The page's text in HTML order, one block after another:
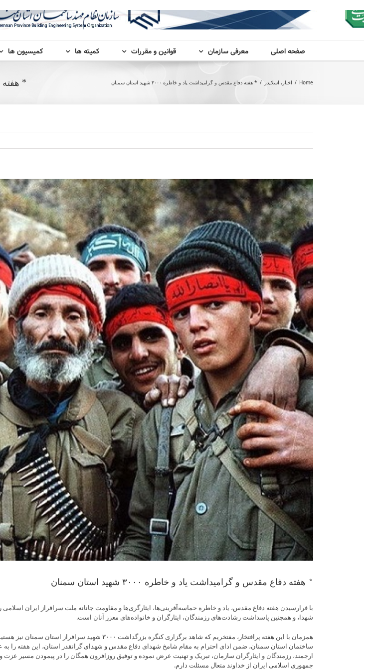
content
صفحه اصلی معرفی سازمان قوانین و مقررات کمیته ها کمیسیون ها
* هفته Home
/ اخبار , اسلایدر / * هفته دفاع مقدس و گرامیداشت یاد و خاطره ۳۰۰۰ شهید استان سمنان
View
Larger
Image
* هفته دفاع مقدس و گرامیداشت یاد و خاطره ۳۰۰۰ شهید استان سمنان
با فرارسیدن هفته دفاع مقدس، یاد و خاطره حماسه‌آفرینی‌ها، ایثارگری‌ها و مقاومت جانانه ملت سرافراز ایران
شهدا، و همچنین پاسداشت رشادت‌های رزمندگان، ایثارگران و خانواده‌های معزز آنان است.
همزمان با این هفته پرافتخار، مفتخریم که شاهد برگزاری کنگره بزرگداشت ۳۰۰۰
ساختمان استان سمنان، ضمن ادای احترام به مقام شامخ شهدای دفاع مقدس و شهدای گرانقدر استان، این هفته را به
ارجمند، رزمندگان و ایثارگران سازمان، تبریک و تهنیت عرض نموده و توفیق روزافزون همگان را در پیمودن مسیر
جمهوری اسلامی ایران از خداوند متعال مسئلت دارم.